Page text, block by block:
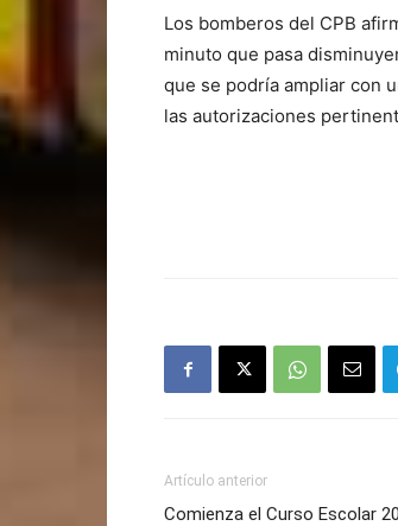
Los bomberos del CPB
minuto que pasa
que se podría ampliar con
las autorizaciones
Artículo anterior
Comienza el Curso Escolar